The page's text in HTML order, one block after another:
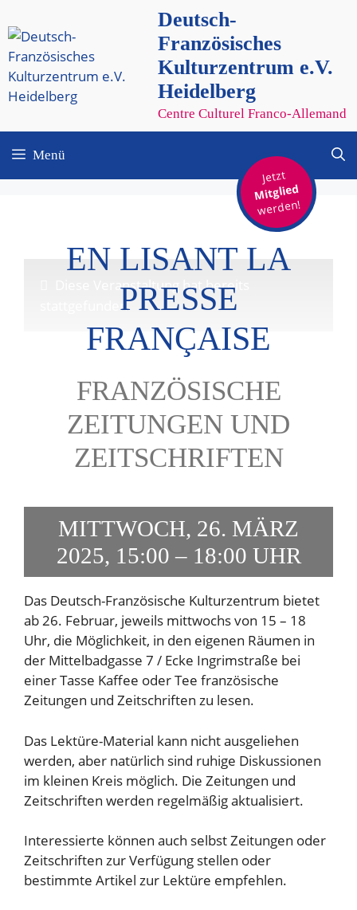
Inhalt
springen
Deutsch-
Französisches
Kulturzentrum e.V.
Heidelberg
Centre Culturel Franco-Allemand
Jetzt
Mitglied
werden!
Menü
Diese Veranstaltung hat bereits
stattgefunden.
EN LISANT LA
PRESSE
FRANÇAISE
FRANZÖSISCHE
ZEITUNGEN UND
ZEITSCHRIFTEN
MITTWOCH, 26. MÄRZ
2025, 15:00 – 18:00 UHR
Das Deutsch-Französische Kulturzentrum bietet
ab 26. Februar, jeweils mittwochs von 15 – 18
Uhr, die Möglichkeit, in den eigenen Räumen in
der Mittelbadgasse 7 / Ecke Ingrimstraße bei
einer Tasse Kaffee oder Tee französische
Zeitungen und Zeitschriften zu lesen.
Das Lektüre-Material kann nicht ausgeliehen
werden, aber natürlich sind ruhige Diskussionen
im kleinen Kreis möglich. Die Zeitungen und
Zeitschriften werden regelmäßig aktualisiert.
Interessierte können auch selbst Zeitungen oder
Zeitschriften zur Verfügung stellen oder
bestimmte Artikel zur Lektüre empfehlen.